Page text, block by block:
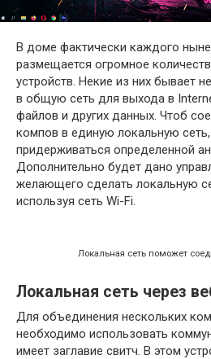
В доме фактически каждого
размещается огромное
устройств. Некие из них бывает
в общую сеть для выхода в
файлов и других данных. Чтоб
компов в единую локальную
придерживаться определенной
Дополнительно будет дано
желающего сделать локальную
используя сеть Wi-Fi.
Локальная сеть поможет
Локальная сеть через
Для объединения нескольких
необходимо использовать
имеет заглавие свитч. В этом